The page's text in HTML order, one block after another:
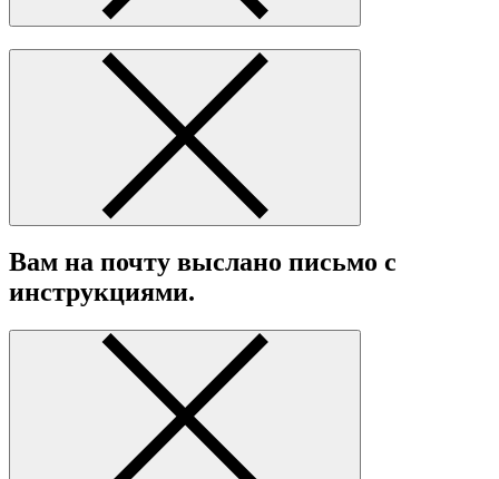
Вам на почту выслано письмо с
инструкциями.